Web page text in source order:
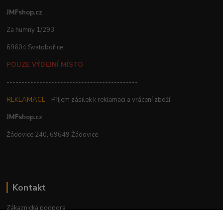
JMFshop.cz
Za humny 1/293
69604 Svatobořice
POUZE VÝDEJNÍ MÍSTO
--------------------------------------------
REKLAMACE - Příjem zásilek k reklamaci a vrácení zboží
JMFshop.cz
Žádovice 240, 69649 Žádovice
Kontakt
Zákaznická podpora